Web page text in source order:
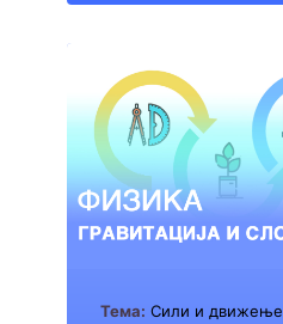
Тема: Сили и движење;